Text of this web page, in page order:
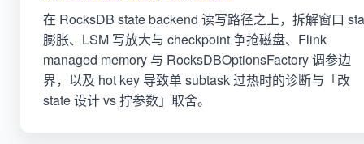
在 RocksDB state backend 读写路径之上，拆解窗口
膨胀、LSM 写放大与 checkpoint 争抢磁盘、Flink
managed memory 与 RocksDBOptionsFactory 调参边
界，以及 hot key 导致单 subtask 过热时的诊断与「改
state 设计 vs 拧参数」取舍。